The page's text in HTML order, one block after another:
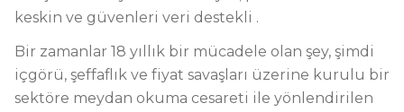
keskin ve güvenleri veri destekli .
Bir zamanlar 18 yıllık bir mücadele olan şey, şimdi
içgörü, şeffaflık ve fiyat savaşları üzerine kurulu bir
sektöre meydan okuma cesareti ile yönlendirilen